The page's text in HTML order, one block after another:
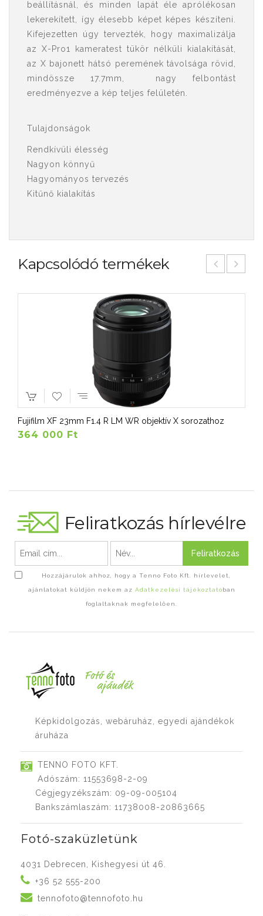
beállításnál, és minden lapát éle aprólékosan
lekerekített, így élesebb képet képes készíteni.
Kifejezetten úgy tervezték, hogy maximalizálja
az X-Pro1 kameratest tükör nélküli kialakítását,
az X bajonett hátsó peremének távolsága rövid,
mindössze 17.7mm, nagy felbontást
eredményezve a kép teljes felületén.
Tulajdonságok
Rendkívüli élesség
Nagyon könnyű
Hagyományos tervezés
Kitűnő kialakítás
Kapcsolódó termékek
Fujifilm XF 23mm F1.4 R LM WR objektív X sorozathoz
364 000 Ft
Feliratkozás hírlevélre
Feliratkozás
Hozzájárulok ahhoz, hogy a Tenno Foto Kft. hírlevelet,
ajánlatokat küldjön nekem az Adatkezelési tájékoztatóban
foglaltaknak megfelelően.
Képkidolgozás, webáruház, egyedi ajándékok
áruháza
TENNO FOTO KFT.
Adószám: 11553698-2-09
Cégjegyzékszám: 09-09-005104
Bankszámlaszám: 11738008-20863665
Fotó-szaküzletünk
4031 Debrecen, Kishegyesi út 46.
+36 52 555-200
tennofoto@tennofoto.hu